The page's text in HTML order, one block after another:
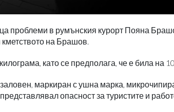
проблеми в румънския курорт Пояна
на Брашов.
като се предполага, че е била на
маркиран с ушна марка,
опасност за туристите и